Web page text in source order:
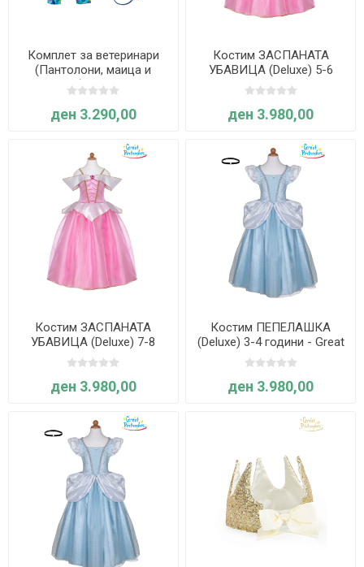
Комплет за ветеринари
(Пантолони, маица и
додатоци) - 5-6 години -
Great Pretenders
ден 3.290,00
Костим ЗАСПАНАТА
УБАВИЦА (Deluxe) 5-6
години - Great Pretenders
ден 3.980,00
Костим ЗАСПАНАТА
УБАВИЦА (Deluxe) 7-8
години - Great Pretenders
ден 3.980,00
Костим ПЕПЕЛАШКА
(Deluxe) 3-4 години - Great
Pretenders
ден 3.980,00